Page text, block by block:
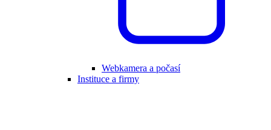
Webkamera a počasí
Instituce a firmy